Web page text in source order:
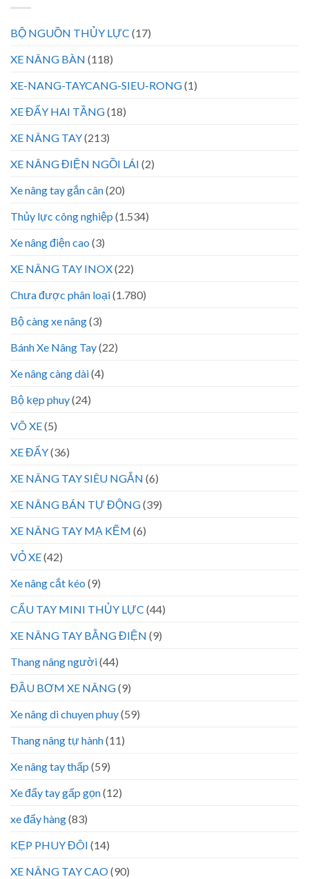
BỘ NGUỒN THỦY LỰC (17)
XE NÂNG BÀN (118)
XE-NANG-TAYCANG-SIEU-RONG(1)
XE ĐẨY HAI TẦNG(18)
XE NÂNG TAY(213)
XE NÂNG ĐIỆN NGỒI LÁI (2)
Xe nâng tay gắn cân(20)
Thủy lực công nghiệp (1.534)
Xe nâng điện cao (3)
XE NÂNG TAY INOX(22)
Chưa được phân loại(1.780)
Bộ càng xe nâng(3)
Bánh Xe Nâng Tay(22)
Xe nâng càng dài(4)
Bộ kẹp phuy(24)
VÕ XE(5)
XE ĐẨY(36)
XE NÂNG TAY SIÊU NGẮN (6)
XE NÂNG BÁN TỰ ĐỘNG(39)
XE NÂNG TAY MẠ KẼM (6)
VỎ XE(42)
Xe nâng cắt kéo (9)
CẨU TAY MINI THỦY LỰC (44)
XE NÂNG TAY BẰNG ĐIỆN (9)
Thang nâng người(44)
ĐẦU BƠM XE NÂNG(9)
Xe nâng di chuyen phuy(59)
Thang nâng tự hành(11)
Xe nâng tay thấp (59)
Xe đẩy tay gấp gọn(12)
xe đẩy hàng(83)
KẸP PHUY ĐÔI (14)
XE NÂNG TAY CAO(90)